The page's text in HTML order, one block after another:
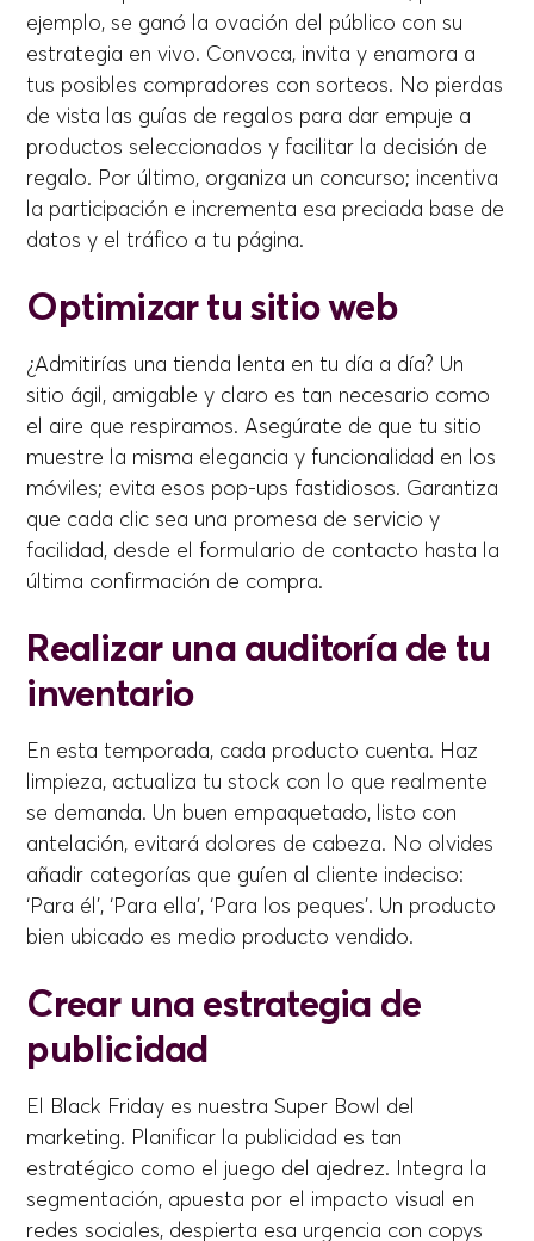
ejemplo, se ganó la ovación del público con su
estrategia en vivo. Convoca, invita y enamora a
tus posibles compradores con sorteos. No pierdas
de vista las guías de regalos para dar empuje a
productos seleccionados y facilitar la decisión de
regalo. Por último, organiza un concurso; incentiva
la participación e incrementa esa preciada base de
datos y el tráfico a tu página.
Optimizar tu sitio web
¿Admitirías una tienda lenta en tu día a día? Un
sitio ágil, amigable y claro es tan necesario como
el aire que respiramos. Asegúrate de que tu sitio
muestre la misma elegancia y funcionalidad en los
móviles; evita esos pop-ups fastidiosos. Garantiza
que cada clic sea una promesa de servicio y
facilidad, desde el formulario de contacto hasta la
última confirmación de compra.
Realizar una auditoría de tu
inventario
En esta temporada, cada producto cuenta. Haz
limpieza, actualiza tu stock con lo que realmente
se demanda. Un buen empaquetado, listo con
antelación, evitará dolores de cabeza. No olvides
añadir categorías que guíen al cliente indeciso:
‘Para él’, ‘Para ella’, ‘Para los peques’. Un producto
bien ubicado es medio producto vendido.
Crear una estrategia de
publicidad
El Black Friday es nuestra Super Bowl del
marketing. Planificar la publicidad es tan
estratégico como el juego del ajedrez. Integra la
segmentación, apuesta por el impacto visual en
redes sociales, despierta esa urgencia con copys